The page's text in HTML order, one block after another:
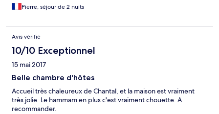
Pierre, séjour de 2 nuits
Avis vérifié
10/10 Exceptionnel
15 mai 2017
Belle chambre d'hôtes
Accueil très chaleureux de Chantal, et la maison est vraiment
très jolie. Le hammam en plus c'est vraiment chouette. A
recommander.